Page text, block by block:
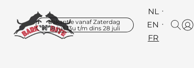
Vakantie vanaf Zaterdag
18 juli 13u t/m dins 28 juli
NL
EN
FR